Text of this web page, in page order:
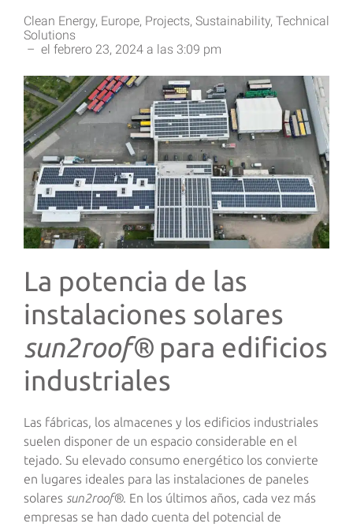
Clean Energy, Europe, Projects, Sustainability, Technical
Solutions
– el febrero 23, 2024 a las 3:09 pm
La potencia de las
instalaciones solares
sun2roof® para edificios
industriales
Las fábricas, los almacenes y los edificios industriales
suelen disponer de un espacio considerable en el
tejado. Su elevado consumo energético los convierte
en lugares ideales para las instalaciones de paneles
solares sun2roof®. En los últimos años, cada vez más
empresas se han dado cuenta del potencial de